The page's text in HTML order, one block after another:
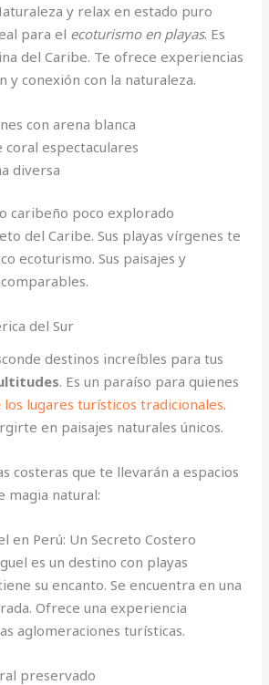
y relax en estado puro
para el ecoturismo en playas. Es
del Caribe. Te ofrece experiencias
y conexión con la naturaleza.
con arena blanca
espectaculares
diversa
caribeño poco explorado
del Caribe. Sus playas vírgenes te
ecoturismo. Sus paisajes y
del Sur
destinos increíbles para tus
. Es un paraíso para quienes
los lugares turísticos tradicionales.
en paisajes naturales únicos.
costeras que te llevarán a espacios
magia natural:
en Perú: Un Secreto Costero
es un destino con playas
su encanto. Se encuentra en una
Ofrece una experiencia
aglomeraciones turísticas.
preservado